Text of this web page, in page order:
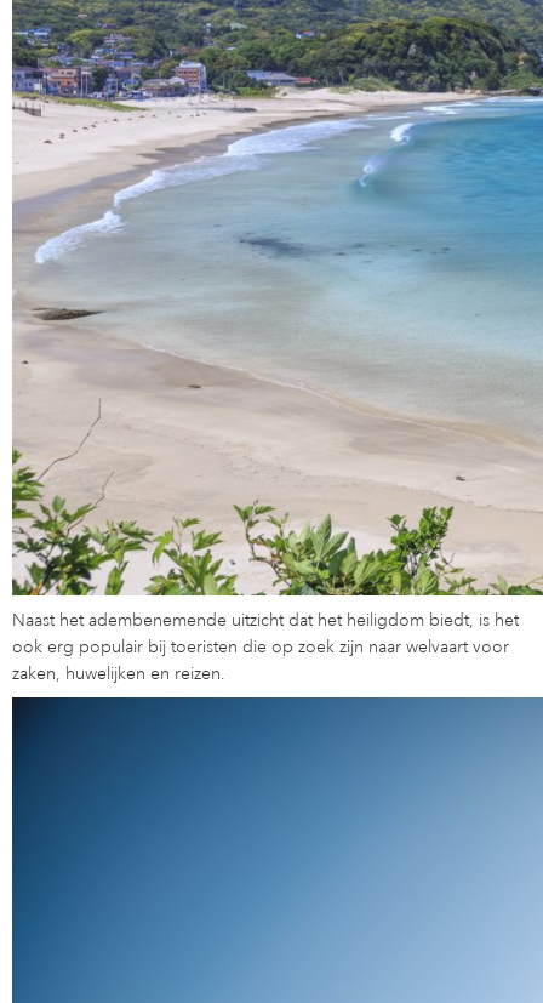
Naast het adembenemende uitzicht dat het heiligdom biedt, is het
ook erg populair bij toeristen die op zoek zijn naar welvaart voor
zaken, huwelijken en reizen.